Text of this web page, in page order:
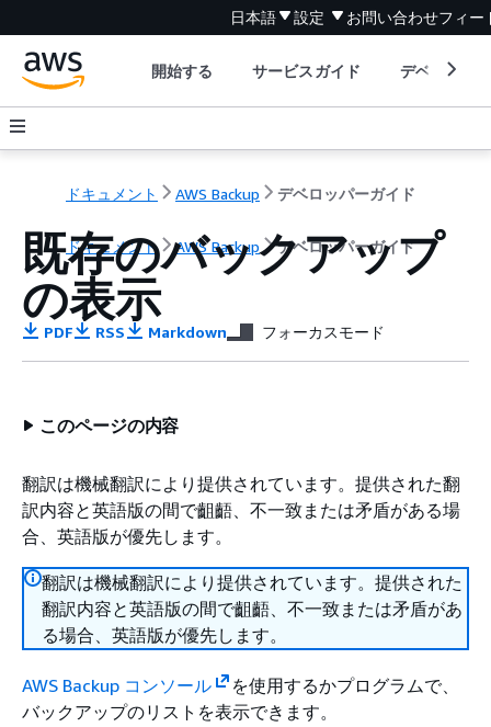
日本語 設定 お問い合わせフィー
開始する サービスガイド デベロッパ
ドキュメント AWS Backup デベロッパーガイド
ドキュメント AWS Backup デベロッパーガイド
既存のバックアップ
の表示
PDF RSS Markdown フォーカスモード
このページの内容
翻訳は機械翻訳により提供されています。提供された翻
訳内容と英語版の間で齟齬、不一致または矛盾がある場
合、英語版が優先します。
翻訳は機械翻訳により提供されています。提供された
翻訳内容と英語版の間で齟齬、不一致または矛盾があ
る場合、英語版が優先します。
AWS Backup コンソール
を使用するかプログラムで、
バックアップのリストを表示できます。